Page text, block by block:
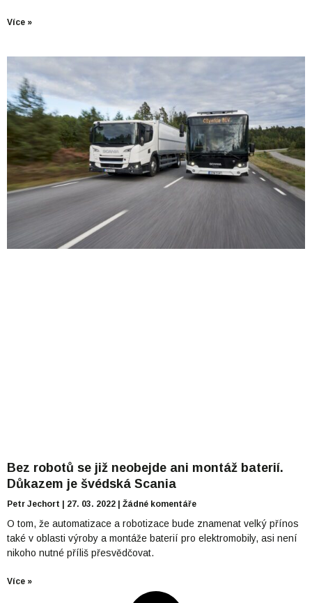
Více »
Bez robotů se již neobejde ani montáž baterií.
Důkazem je švédská Scania
Petr Jechort 27. 03. 2022 Žádné komentáře
O tom, že automatizace a robotizace bude znamenat velký přínos
také v oblasti výroby a montáže baterií pro elektromobily, asi není
nikoho nutné příliš přesvědčovat.
Více »